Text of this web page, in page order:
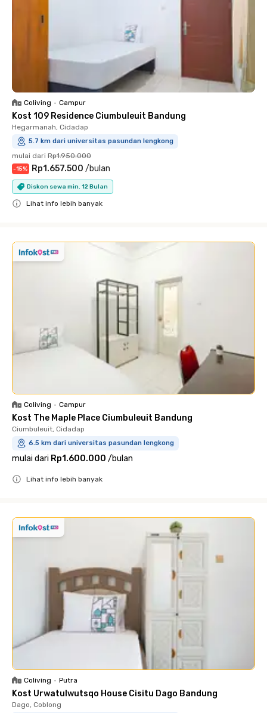
Coliving • Campur
Kost 109 Residence Ciumbuleuit Bandung
Hegarmanah, Cidadap
5.7 km dari universitas pasundan lengkong
mulai dari Rp1.950.000
-15% Rp1.657.500 /bulan
Diskon sewa min. 12 Bulan
Lihat info lebih banyak
Coliving • Campur
Kost The Maple Place Ciumbuleuit Bandung
Ciumbuleuit, Cidadap
6.5 km dari universitas pasundan lengkong
mulai dari Rp1.600.000 /bulan
Lihat info lebih banyak
Coliving • Putra
Kost Urwatulwutsqo House Cisitu Dago Bandung
Dago, Coblong